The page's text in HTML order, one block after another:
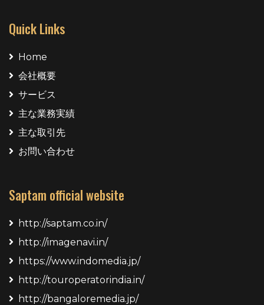
Quick Links
Home
会社概要
サービス
主な業務実績
主な取引先
お問い合わせ
Saptam official website
http://saptam.co.in/
http://imagenavi.in/
https://www.indomedia.jp/
http://touroperatorindia.in/
http://bangaloremedia.jp/